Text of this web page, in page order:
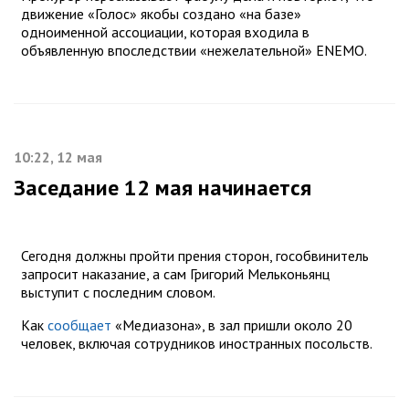
движение «Голос» якобы создано «на базе»
одноименной ассоциации, которая входила в
объявленную впоследствии «нежелательной» ENEMO.
10:22, 12 мая
Заседание 12 мая начинается
Сегодня должны пройти прения сторон, гособвинитель
запросит наказание, а сам Григорий Мельконьянц
выступит с последним словом.
Как сообщает «Медиазона», в зал пришли около 20
человек, включая сотрудников иностранных посольств.